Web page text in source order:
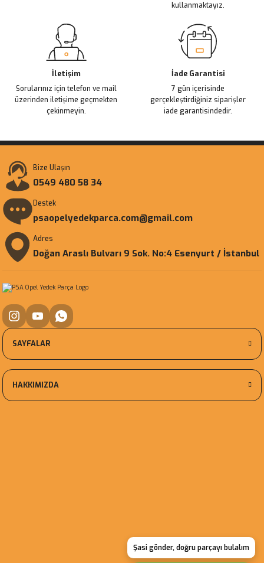
kullanmaktayız.
İletişim
Sorularınız için telefon ve mail
üzerinden iletişime geçmekten
çekinmeyin.
İade Garantisi
7 gün içerisinde
gerçekleştirdiğiniz siparişler
iade garantisindedir.
Bize Ulaşın
0549 480 58 34
Destek
psaopelyedekparca.com@gmail.com
Adres
Doğan Araslı Bulvarı 9 Sok. No:4 Esenyurt / İstanbul
Şasi gönder, doğru parçayı bulalım
SAYFALAR
HAKKIMIZDA